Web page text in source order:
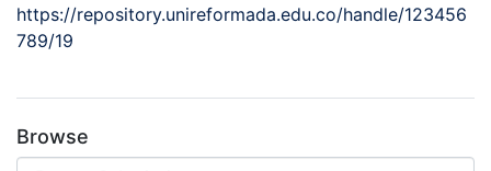
https://repository.unireformada.edu.co/handle/123456
789/19
Browse